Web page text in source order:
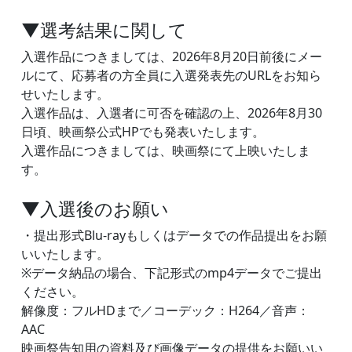
▼選考結果に関して
入選作品につきましては、2026年8月20日前後にメー
ルにて、応募者の方全員に入選発表先のURLをお知ら
せいたします。
入選作品は、入選者に可否を確認の上、2026年8月30
日頃、映画祭公式HPでも発表いたします。
入選作品につきましては、映画祭にて上映いたしま
す。
▼入選後のお願い
・提出形式Blu-rayもしくはデータでの作品提出をお願
いいたします。
※データ納品の場合、下記形式のmp4データでご提出
ください。
解像度：フルHDまで／コーデック：H264／音声：
AAC
映画祭告知用の資料及び画像データの提供をお願いい